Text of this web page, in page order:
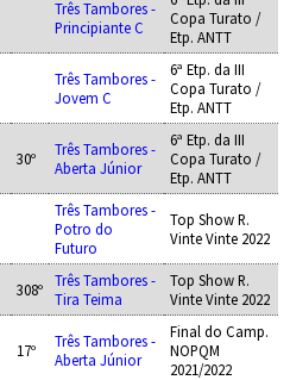
Três Tambores -
Principiante C
Copa Turato /
Etp. ANTT
Três Tambores -
Jovem C
6ª Etp. da III
Copa Turato /
Etp. ANTT
30º
Três Tambores -
Aberta Júnior
6ª Etp. da III
Copa Turato /
Etp. ANTT
Três Tambores -
Potro do
Futuro
Top Show R.
Vinte Vinte 2022
308º
Três Tambores -
Tira Teima
Top Show R.
Vinte Vinte 2022
17º
Três Tambores -
Aberta Júnior
Final do Camp.
NOPQM
2021/2022